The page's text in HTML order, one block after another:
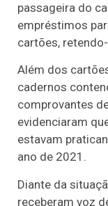
passageira do
empréstimos
cartões,
Além dos
cadernos
comprovantes
evidenciaram
estavam
ano de 2021.
Diante da
receberam voz